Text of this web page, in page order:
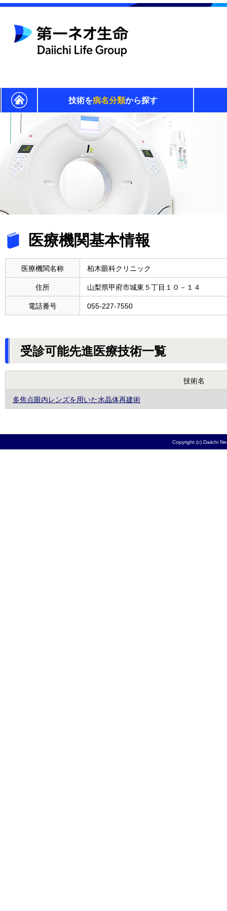
技術を病名分類から探す
医療機関基本情報
医療機関名称 柏木眼科クリニック
住所 山梨県甲府市城東５丁目１０－１４
電話番号 055-227-7550
受診可能先進医療技術一覧
技術名
多焦点眼内レンズを用いた水晶体再建術
Copyright (c) Daiichi